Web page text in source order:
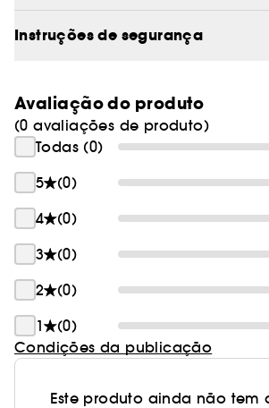
deixando o cabelo mais leve e
Instruções de segurança
Avaliação do produto
(0 avaliações de produto)
Todas (0)
5
(0)
4
(0)
3
(0)
2
(0)
1
(0)
Condições da publicação
Este produto ainda não tem